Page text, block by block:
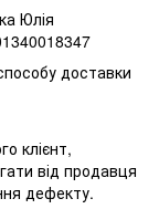
Юлія
доставки
клієнт,
від продавця
дефекту.